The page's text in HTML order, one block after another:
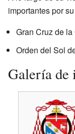
importantes por
Gran Cruz de la
Orden del Sol
Galería de